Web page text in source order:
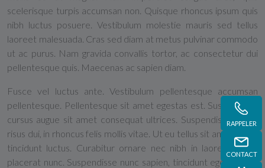
RAPPELER
CONTACT
scelerisque turpis accumsan non. Quisque rhoncus ipsum quis
nibh luctus posuere. Vestibulum molestie mauris sed tellus
laoreet malesuada. Cras sed diam at metus pulvinar commodo
ut ac purus. Nam gravida convallis tortor, ac consectetur dui
pellentesque quis. Maecenas ac sapien diam.
Fusce vel luctus ante. Vestibulum pellentesque accumsan
pellentesque. Pellentesque sit amet egestas est. Suspendisse
cursus augue sit amet consequat ultrices. Suspendisse varius
risus dui, in rhoncus felis mollis vitae. Ut eu tellus sit amet libero
tincidunt luctus. Curabitur ornare nec nibh in laoreet. In at
placerat nunc. Suspendisse nunc sapien, tincidunt eget mauris